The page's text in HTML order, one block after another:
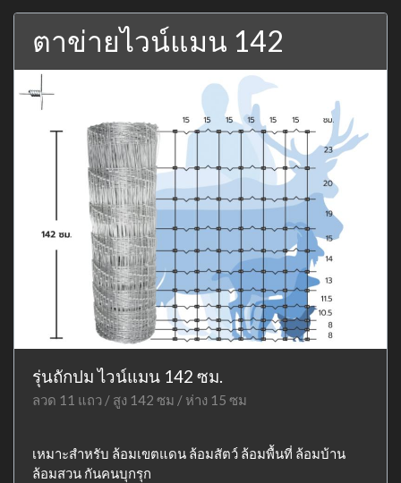
ตาข่ายไวน์แมน 142
รุ่นถักปม ไวน์แมน 142 ซม.
ลวด 11 แถว / สูง 142 ซม / ห่าง 15 ซม
เหมาะสำหรับ ล้อมเขตแดน ล้อมสัตว์ ล้อมพื้นที่ ล้อมบ้าน
ล้อมสวน กันคนบุกรุก